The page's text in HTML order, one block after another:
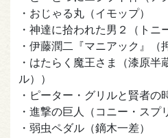
・おじゃる丸（イモップ）
・神達に拾われた男２（トニ
・伊藤潤二『マニアック』（
・はたらく魔王さま（漆原半
ル））
・ピーター・グリルと賢者
・進撃の巨人（コニー・スプ
・弱虫ペダル（鏑木一差）